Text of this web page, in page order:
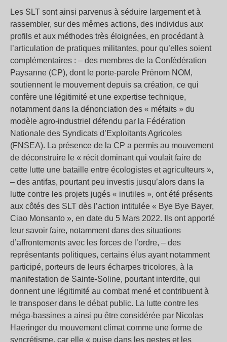
Les SLT sont ainsi parvenus à séduire largement et à
rassembler, sur des mêmes actions, des individus aux
profils et aux méthodes très éloignées, en procédant à
l’articulation de pratiques militantes, pour qu’elles soient
complémentaires : – des membres de la Confédération
Paysanne (CP), dont le porte-parole Prénom NOM,
soutiennent le mouvement depuis sa création, ce qui
confère une légitimité et une expertise technique,
notamment dans la dénonciation des « méfaits » du
modèle agro-industriel défendu par la Fédération
Nationale des Syndicats d’Exploitants Agricoles
(FNSEA). La présence de la CP a permis au mouvement
de déconstruire le « récit dominant qui voulait faire de
cette lutte une bataille entre écologistes et agriculteurs »,
– des antifas, pourtant peu investis jusqu’alors dans la
lutte contre les projets jugés « inutiles », ont été présents
aux côtés des SLT dès l’action intitulée « Bye Bye Bayer,
Ciao Monsanto », en date du 5 Mars 2022. Ils ont apporté
leur savoir faire, notamment dans des situations
d’affrontements avec les forces de l’ordre, – des
représentants politiques, certains élus ayant notamment
participé, porteurs de leurs écharpes tricolores, à la
manifestation de Sainte-Soline, pourtant interdite, qui
donnent une légitimité au combat mené et contribuent à
le transposer dans le débat public. La lutte contre les
méga-bassines a ainsi pu être considérée par Nicolas
Haeringer du mouvement climat comme une forme de
syncrétisme, car elle « puise dans les gestes et les